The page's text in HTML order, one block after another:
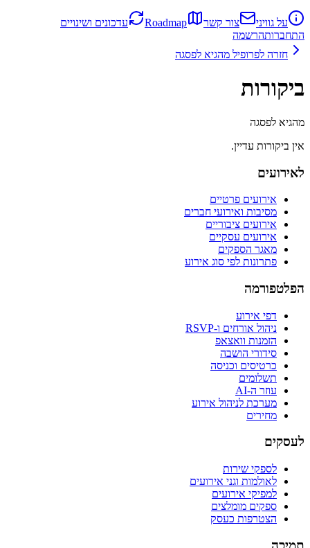
על גוויני צור קשר Roadmap
עדכונים ושינויים
התחברותהרשמה
חזרה לפרופיל מהגיא לפסגה
ביקורות
מהגיא לפסגה
אין ביקורות עדיין.
לאירועים
אירועים פרטיים
מסיבות ואירועי חברים
אירועים ציבוריים
אירועים עסקיים
מאגר הספקים
פתרונות לפי סוג אירוע
הפלטפורמה
דפי אירוע
ניהול אורחים ו-RSVP
הזמנות וואצאפ
סידורי הושבה
כרטיסים וכניסה
תשלומים
עוזר ה-AI
מערכת לניהול אירוע
מחירים
לעסקים
לספקי שירות
לאולמות וגני אירועים
למפיקי אירועים
ספקים מומלצים
הצטרפות כעסק